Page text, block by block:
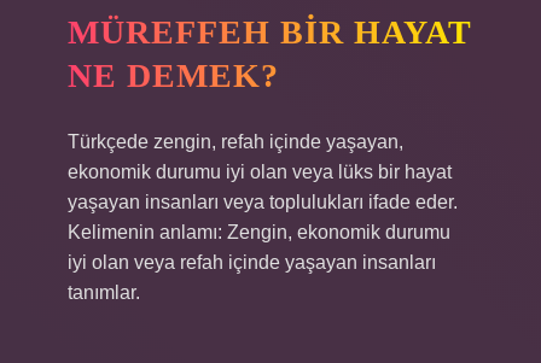
MÜREFFEH BIR HAYAT
NE DEMEK?
Türkçede zengin, refah içinde yaşayan,
ekonomik durumu iyi olan veya lüks bir hayat
yaşayan insanları veya toplulukları ifade eder.
Kelimenin anlamı: Zengin, ekonomik durumu
iyi olan veya refah içinde yaşayan insanları
tanımlar.